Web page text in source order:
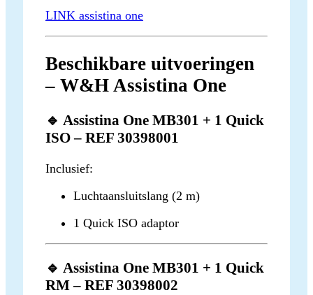
LINK assistina one
Beschikbare uitvoeringen
– W&H Assistina One
🔹 Assistina One MB301 + 1 Quick
ISO – REF 30398001
Inclusief:
Luchtaansluitslang (2 m)
1 Quick ISO adaptor
🔹 Assistina One MB301 + 1 Quick
RM – REF 30398002